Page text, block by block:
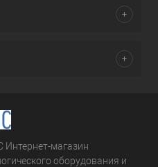
Интернет-магазин
оборудования и